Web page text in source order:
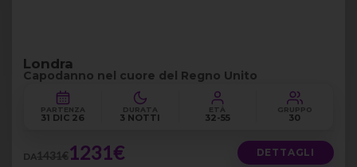
Londra
Capodanno nel cuore del Regno Unito
PARTENZA
31 DIC 26
DURATA
3 NOTTI
ETÀ
32-55
GRUPPO
30
DA1431€1231€ DETTAGLI